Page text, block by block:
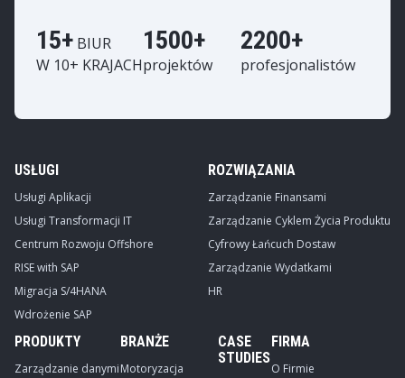
15+ BIUR
W 10+ KRAJACH
1500+
projektów
2200+
profesjonalistów
USŁUGI
Usługi Aplikacji
Usługi Transformacji IT
Centrum Rozwoju Offshore
RISE with SAP
Migracja S/4HANA
Wdrożenie SAP
ROZWIĄZANIA
Zarządzanie Finansami
Zarządzanie Cyklem Życia Produktu
Cyfrowy Łańcuch Dostaw
Zarządzanie Wydatkami
HR
PRODUKTY
Zarządzanie danymi
BRANŻE
Motoryzacja
CASE
STUDIES
FIRMA
O Firmie